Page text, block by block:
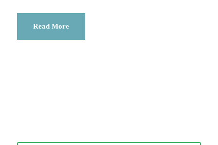
Read More